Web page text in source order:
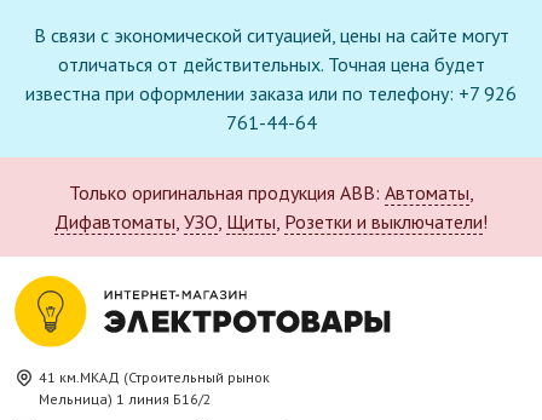
В связи с экономической ситуацией, цены на сайте могут
отличаться от действительных. Точная цена будет
известна при оформлении заказа или по телефону: +7 926
761-44-64
Только оригинальная продукция ABB: Автоматы,
Дифавтоматы, УЗО, Щиты, Розетки и выключатели!
41 км.МКАД (Строительный рынок
Мельница) 1 линия Б16/2